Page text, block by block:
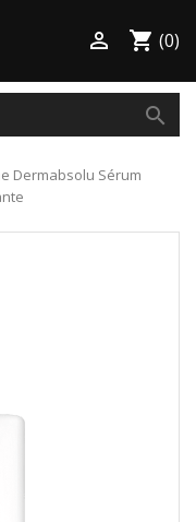
shopping_cart (0)

search
Dermabsolu Sérum